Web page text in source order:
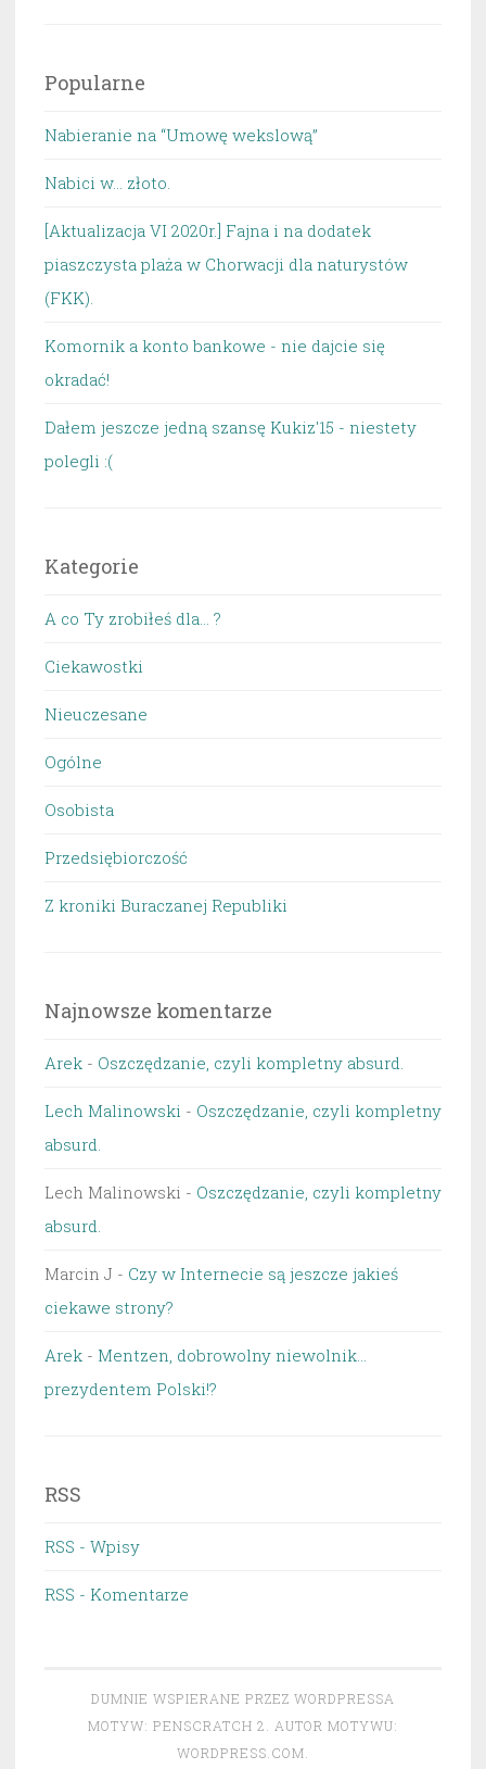
Popularne
Nabieranie na “Umowę wekslową”
Nabici w... złoto.
[Aktualizacja VI 2020r.] Fajna i na dodatek
piaszczysta plaża w Chorwacji dla naturystów
(FKK).
Komornik a konto bankowe - nie dajcie się
okradać!
Dałem jeszcze jedną szansę Kukiz'15 - niestety
polegli :(
Kategorie
A co Ty zrobiłeś dla… ?
Ciekawostki
Nieuczesane
Ogólne
Osobista
Przedsiębiorczość
Z kroniki Buraczanej Republiki
Najnowsze komentarze
Arek - Oszczędzanie, czyli kompletny absurd.
Lech Malinowski - Oszczędzanie, czyli kompletny
absurd.
Lech Malinowski - Oszczędzanie, czyli kompletny
absurd.
Marcin J - Czy w Internecie są jeszcze jakieś
ciekawe strony?
Arek - Mentzen, dobrowolny niewolnik…
prezydentem Polski!?
RSS
RSS - Wpisy
RSS - Komentarze
DUMNIE WSPIERANE PRZEZ WORDPRESSA
MOTYW: PENSCRATCH 2. AUTOR MOTYWU:
WORDPRESS.COM